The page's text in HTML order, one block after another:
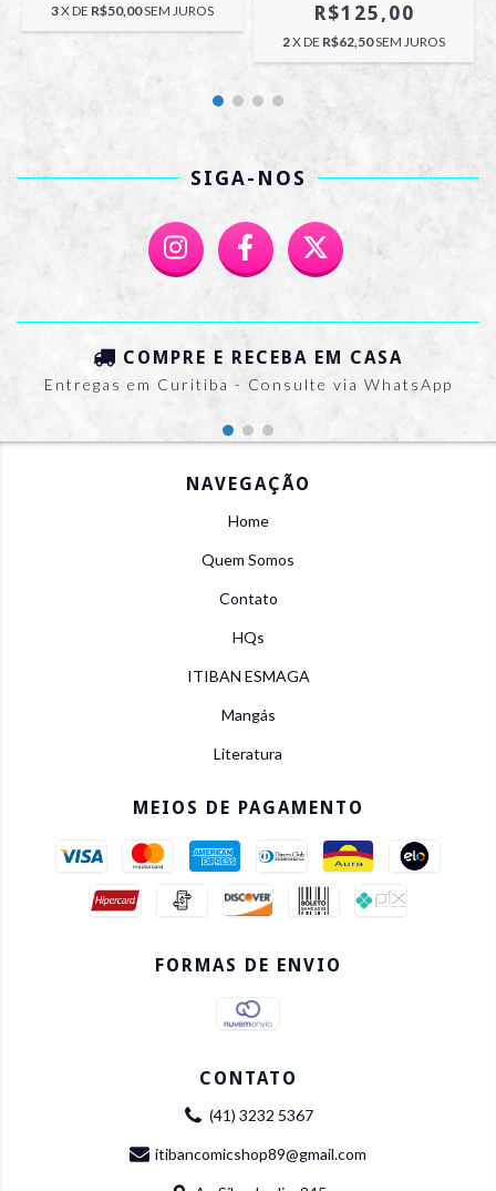
3X DE R$50,00SEM JUROS R$125,00
2X DE R$62,50SEM JUROS
SIGA-NOS
COMPRE E RECEBA EM CASA
Entregas em Curitiba - Consulte via WhatsApp
NAVEGAÇÃO
Home
Quem Somos
Contato
HQs
ITIBAN ESMAGA
Mangás
Literatura
MEIOS DE PAGAMENTO
FORMAS DE ENVIO
CONTATO
(41) 3232 5367
itibancomicshop89@gmail.com